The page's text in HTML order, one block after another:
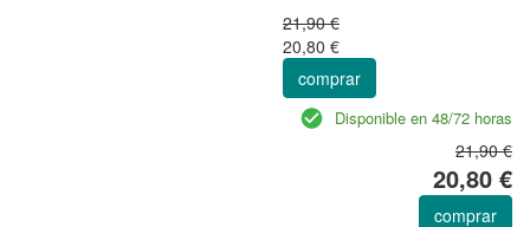
21,90 €
20,80 €
comprar
Disponible en 48/72 horas
21,90 €
20,80 €
comprar